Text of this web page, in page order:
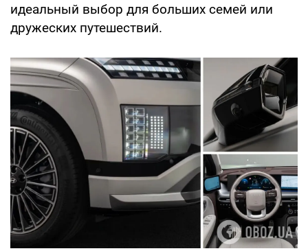
идеальный выбор для больших семей или
дружеских путешествий.